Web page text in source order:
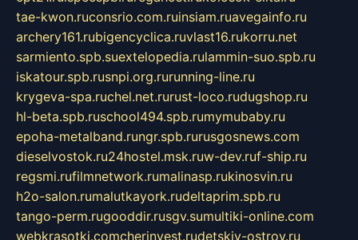
tae-kwon.ruconsrio.com.ruinsiam.ruavegainfo.ru
archery161.rubigencyclica.ruvlast16.rukorru.net
sarmiento.spb.suextelopedia.rulammin-suo.spb.ru
iskatour.spb.rusnpi.org.rurunning-line.ru
krygeva-spa.ruchel.net.rurust-loco.rudugshop.ru
hl-beta.spb.ruschool494.spb.rumymubaby.ru
epoha-metalband.rungr.spb.rurusgosnews.com
dieselvostok.ru24hostel.msk.ruw-dev.ruf-ship.ru
regsmi.rufilmnetwork.rumalinasp.rukinosvin.ru
h2o-salon.rumalutkayork.rudeltaprim.spb.ru
tango-perm.rugooddir.rusgv.sumultiki-online.com
webkrasotki.comcherinvest.rudetskiy-ostrov.ru